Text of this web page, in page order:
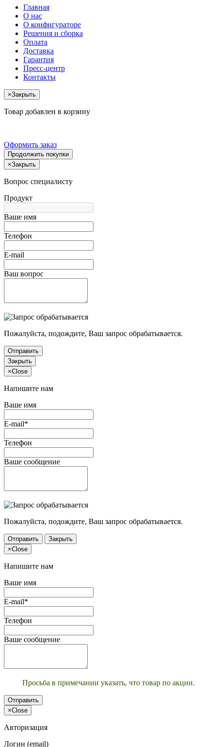
Главная
О нас
О конфигураторе
Решения и сборка
Оплата
Доставка
Гарантия
Пресс-центр
Контакты
×Закрыть
Товар добавлен в корзину
Оформить заказ
Продолжить покупки
×Закрыть
Вопрос специалисту
Продукт
Ваше имя
Телефон
E-mail
Ваш вопрос
Пожалуйста, подождите, Ваш запрос обрабатывается.
Отправить
Закрыть
×Close
Напишите нам
Ваше имя
E-mail*
Телефон
Ваше сообщение
Пожалуйста, подождите, Ваш запрос обрабатывается.
Отправить
Закрыть
×Close
Напишите нам
Ваше имя
E-mail*
Телефон
Ваше сообщение
Просьба в примечании указать, что товар по акции.
Отправить
×Close
Авторизация
Логин (email)